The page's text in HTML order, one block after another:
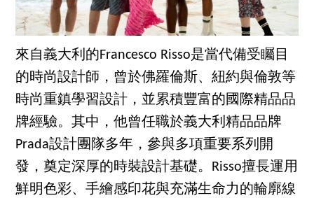
來自義大利的Francesco Risso是當代備受矚目
的時尚設計師，曾於佛羅倫斯、紐約與倫敦等
時尚重鎮學習設計，並累積豐富的國際精品品
牌經驗。其中，他曾任職於義大利精品品牌
Prada設計團隊多年，參與多項重要系列開
發，奠定深厚的時裝設計基礎。Risso擅長運用
鮮明色彩、手繪感印花與充滿生命力的輪廓線